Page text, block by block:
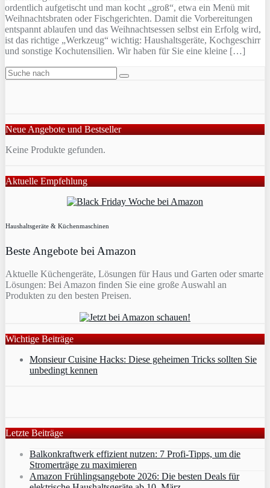
ordentlich aufgetischt und man kocht „groß“, etwa ein Menü mit
Weihnachtsbraten oder Fischgerichten. Damit die Vorbereitungen
entspannt ablaufen und das Weihnachtsessen selbst ein Erfolg wird,
ist das richtige „Werkzeug“ wichtig: Haushaltsgeräte, Kochgeschirr
und sonstige Kochutensilien. Wir haben für Sie eine kleine […]
Neue Angebote und Bestseller
Keine Produkte gefunden.
Aktuelle Empfehlung
Haushaltsgeräte & Küchenmaschinen
Beste Angebote bei Amazon
Aktuelle Küchengeräte, Lösungen für Haus und Garten oder smarte
Lösungen: Bei Amazon finden Sie eine große Auswahl an
Produkten zu den besten Preisen.
Wichtige Beiträge
Monsieur Cuisine Hacks: Diese geheimen Tricks sollten Sie
unbedingt kennen
Letzte Beiträge
Balkonkraftwerk effizient nutzen: 7 Profi-Tipps, um die
Stromerträge zu maximieren
Amazon Frühlingsangebote 2026: Die besten Deals für